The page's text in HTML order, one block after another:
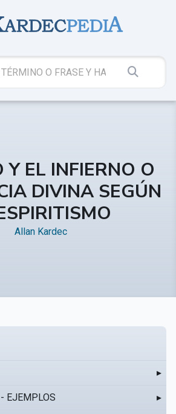
Y EL INFIERNO O
DIVINA SEGÚN
Allan Kardec
▸
EJEMPLOS ▸